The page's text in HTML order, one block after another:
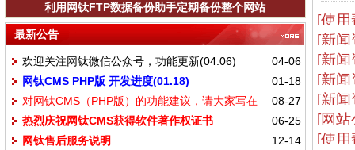
利用网钛FTP数据备份助手定期备份整个网站
最新公告
04-06
欢迎关注网钛微信公众号，功能更新(04.06)
01-18
网钛CMS PHP版 开发进度(01.18)
08-27
对网钛CMS（PHP版）的功能建议，请大家写在
这里
06-25
热烈庆祝网钛CMS获得软件著作权证书
12-14
网钛售后服务说明
[使
[新
[新
[新
[新
[网
[使